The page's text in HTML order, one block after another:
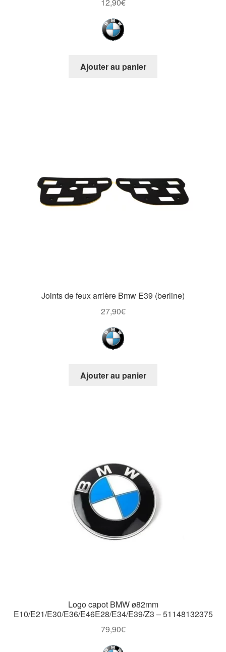
12,90€
Ajouter au panier
Joints de feux arrière Bmw E39 (berline)
27,90€
Ajouter au panier
Logo capot BMW ø82mm
E10/E21/E30/E36/E46E28/E34/E39/Z3 – 51148132375
79,90€